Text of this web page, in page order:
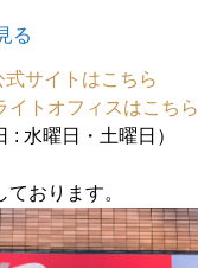
る
サイトはこちら
イトオフィスはこちら
: 水曜日・土曜日）
おります。